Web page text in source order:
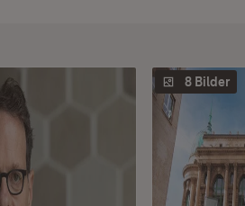
8 Bilder